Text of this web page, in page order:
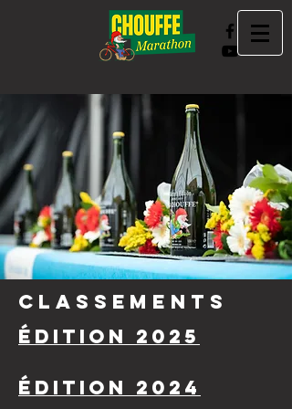
CLASSEMENTS
édition 2025
édition 2024